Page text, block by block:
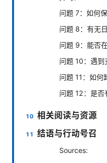
问题 7：如何
问题 8：有无
问题 9：能否
问题 10：遇到
问题 11：如何
问题 12：是否
相关阅读与资源
结语与行动号召
Sources: